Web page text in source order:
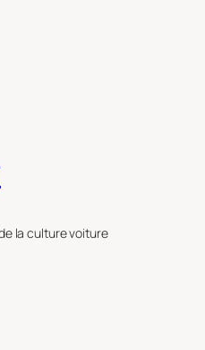
la culture voiture